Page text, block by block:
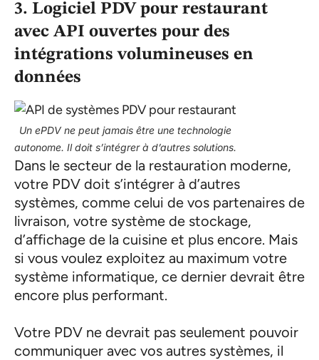
3. Logiciel PDV pour restaurant
avec API ouvertes pour des
intégrations volumineuses en
données
Un ePDV ne peut jamais être une technologie
autonome. Il doit s’intégrer à d’autres solutions.
Dans le secteur de la restauration moderne,
votre PDV doit s’intégrer à d’autres
systèmes, comme celui de vos partenaires de
livraison, votre système de stockage,
d’affichage de la cuisine et plus encore. Mais
si vous voulez exploitez au maximum votre
système informatique, ce dernier devrait être
encore plus performant.
Votre PDV ne devrait pas seulement pouvoir
communiquer avec vos autres systèmes, il